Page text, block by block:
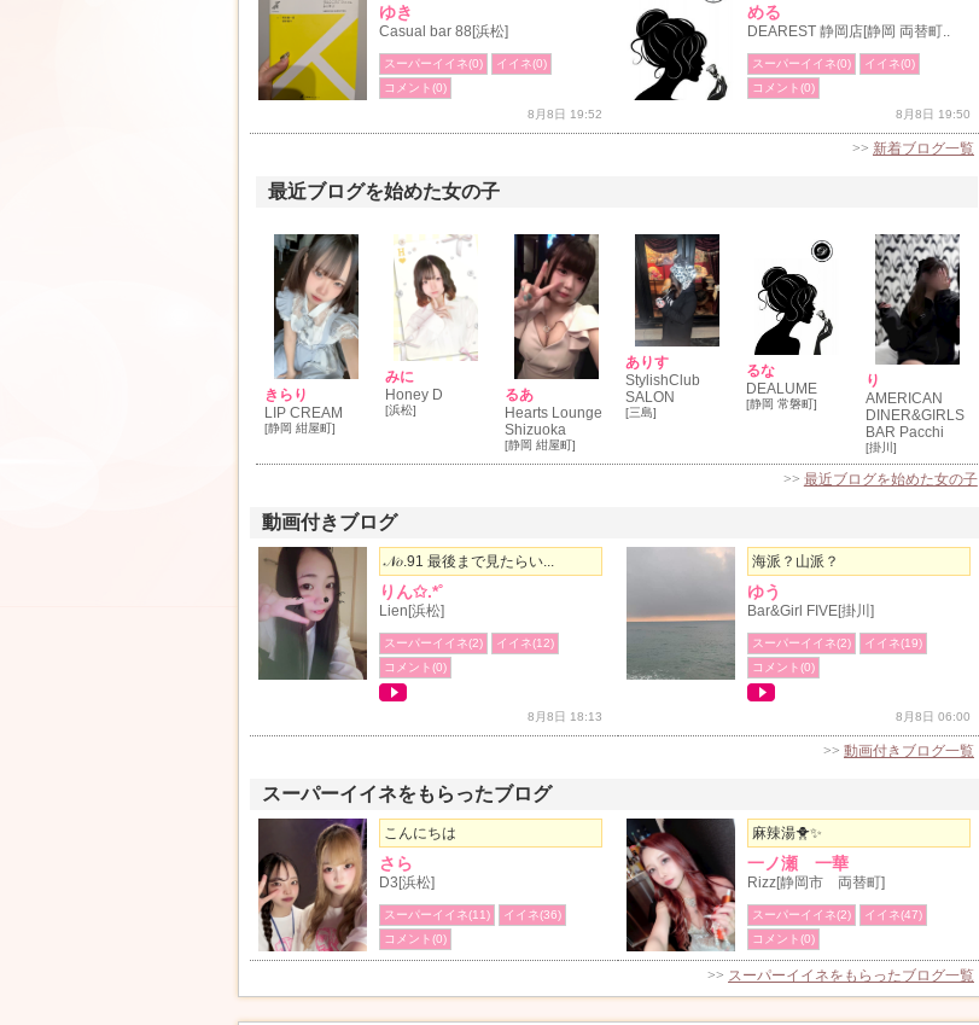
ゆき
Casual bar 88[浜松]
スーパーイイネ(0)
イイネ(0)
コメント(0)
8月8日 19:52
める
DEAREST 静岡店[静岡 両替町..
スーパーイイネ(0)
イイネ(0)
コメント(0)
8月8日 19:50
>> 新着ブログ一覧
最近ブログを始めた女の子
きらり
LIP CREAM
[静岡 紺屋町]
みに
Honey D
[浜松]
るあ
Hearts Lounge
Shizuoka
[静岡 紺屋町]
ありす
StylishClub
SALON
[三島]
るな
DEALUME
[静岡 常磐町]
り
AMERICAN
DINER&GIRLS
BAR Pacchi
[掛川]
>> 最近ブログを始めた女の子
動画付きブログ
𝒩𝑜.91 最後まで見たらい...
りん✩.*˚
Lien[浜松]
スーパーイイネ(2)
イイネ(12)
コメント(0)
8月8日 18:13
海派？山派？
ゆう
Bar&Girl FIVE[掛川]
スーパーイイネ(2)
イイネ(19)
コメント(0)
8月8日 06:00
>> 動画付きブログ一覧
スーパーイイネをもらったブログ
こんにちは
さら
D3[浜松]
スーパーイイネ(11)
イイネ(36)
コメント(0)
麻辣湯🐥✨
一ノ瀬 一華
Rizz[静岡市 両替町]
スーパーイイネ(2)
イイネ(47)
コメント(0)
>> スーパーイイネをもらったブログ一覧